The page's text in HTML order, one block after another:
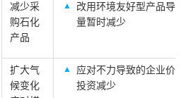
减少采
购石化
产品
改用环境友好型产品导
量暂时减少
扩大气
候变化
应对不力导致的企业价
投资减少